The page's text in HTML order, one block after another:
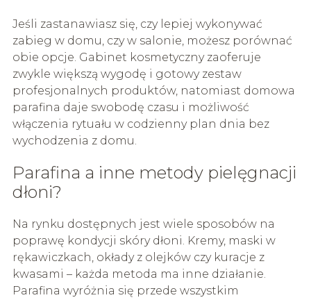
Jeśli zastanawiasz się, czy lepiej wykonywać
zabieg w domu, czy w salonie, możesz porównać
obie opcje. Gabinet kosmetyczny zaoferuje
zwykle większą wygodę i gotowy zestaw
profesjonalnych produktów, natomiast domowa
parafina daje swobodę czasu i możliwość
włączenia rytuału w codzienny plan dnia bez
wychodzenia z domu.
Parafina a inne metody pielęgnacji
dłoni?
Na rynku dostępnych jest wiele sposobów na
poprawę kondycji skóry dłoni. Kremy, maski w
rękawiczkach, okłady z olejków czy kuracje z
kwasami – każda metoda ma inne działanie.
Parafina wyróżnia się przede wszystkim